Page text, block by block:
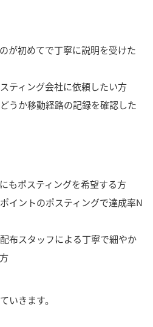
が初めてで丁寧に説明を受けた
ティング会社に依頼したい方
うか移動経路の記録を確認した
もポスティングを希望する方
イントのポスティングで達成率N
布スタッフによる丁寧で細やか
いきます。